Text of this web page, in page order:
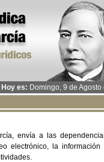
Hoy es: Domingo, 9 de Agosto
envía a las
electrónico, la información